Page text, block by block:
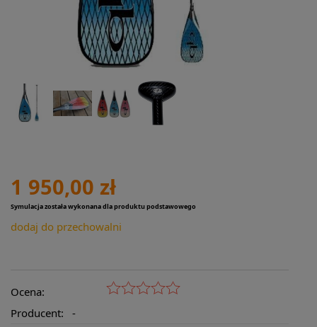
1 950,00 zł
Symulacja została wykonana dla produktu podstawowego
dodaj do przechowalni
Ocena:
Producent:
-